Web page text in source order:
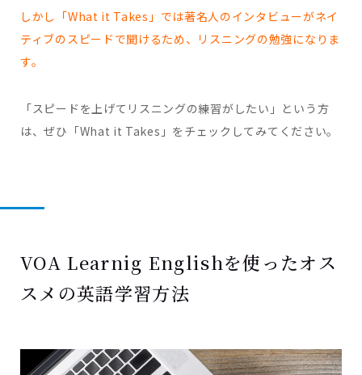
しかし「What it Takes」では著名人のインタビューがネイ
ティブのスピードで聞けるため、リスニングの勉強になりま
す。
「スピードを上げてリスニングの練習がしたい」という方
は、ぜひ「What it Takes」をチェックしてみてください。
VOA Learnig Englishを使ったオス
スメの英語学習方法